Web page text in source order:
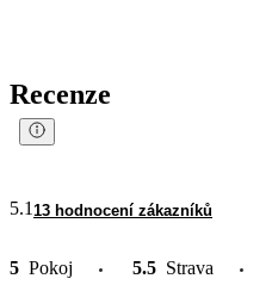
Recenze
5.1 13 hodnocení zákazníků
5 Pokoj 5.5 Strava